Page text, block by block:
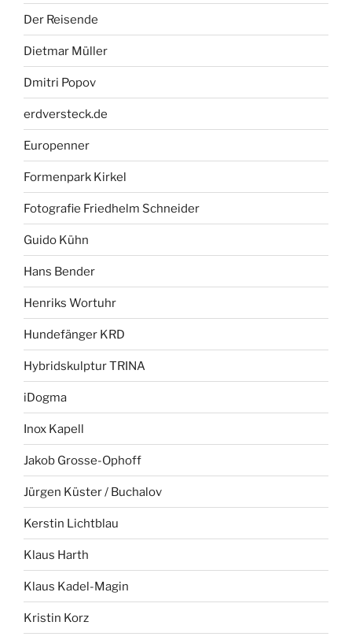
Der Reisende
Dietmar Müller
Dmitri Popov
erdversteck.de
Europenner
Formenpark Kirkel
Fotografie Friedhelm Schneider
Guido Kühn
Hans Bender
Henriks Wortuhr
Hundefänger KRD
Hybridskulptur TRINA
iDogma
Inox Kapell
Jakob Grosse-Ophoff
Jürgen Küster / Buchalov
Kerstin Lichtblau
Klaus Harth
Klaus Kadel-Magin
Kristin Korz